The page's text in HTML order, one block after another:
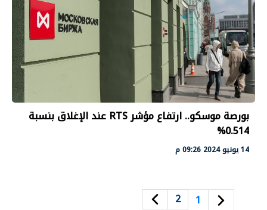
بورصة موسكو.. ارتفاع مؤشر RTS عند الإغلاق بنسبة
0.514%
14 يونيو 2024 09:26 م
1
2